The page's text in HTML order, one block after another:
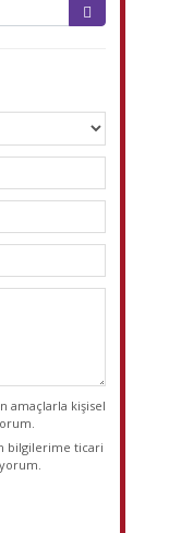
amaçlarla kişisel
bilgilerime ticari